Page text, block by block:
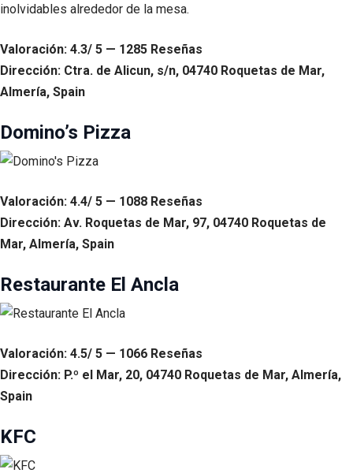
inolvidables alrededor de la mesa.
Valoración: 4.3/ 5 — 1285 Reseñas
Dirección: Ctra. de Alicun, s/n, 04740 Roquetas de Mar,
Almería, Spain
Domino’s Pizza
Valoración: 4.4/ 5 — 1088 Reseñas
Dirección: Av. Roquetas de Mar, 97, 04740 Roquetas de
Mar, Almería, Spain
Restaurante El Ancla
Valoración: 4.5/ 5 — 1066 Reseñas
Dirección: P.º el Mar, 20, 04740 Roquetas de Mar, Almería,
Spain
KFC